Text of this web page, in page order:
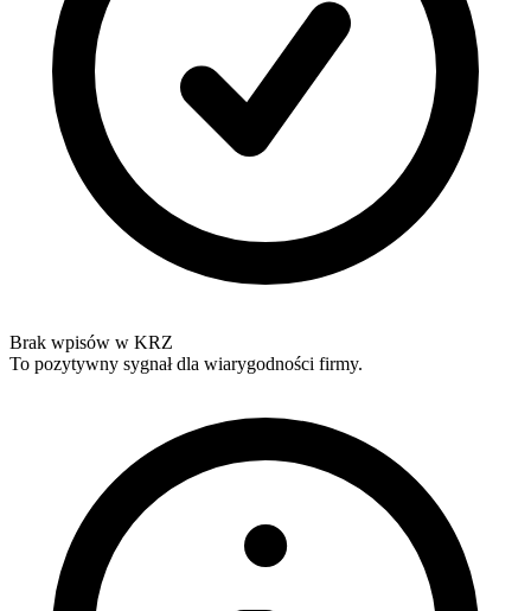
Brak wpisów w KRZ
To pozytywny sygnał dla wiarygodności firmy.